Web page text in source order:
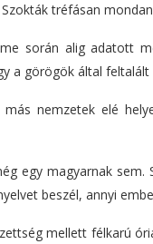
tréfásan
során alig adatott
a görögök által
nemzetek elé
egy magyarnak
beszél, annyi
mellett félkarú